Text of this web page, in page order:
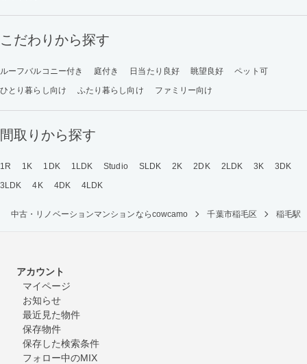
こだわりから探す
ルーフバルコニー付き 庭付き 日当たり良好 眺望良好
ペット可
ひとり暮らし向け
ふたり暮らし向け ファミリー向け
間取りから探す
1R 1K 1DK 1LDK Studio SLDK 2K 2DK 2LDK 3K
3DK
3LDK
4K 4DK 4LDK
中古・リノベーションマンションならcowcamo 千葉市稲毛区 稲毛駅
アカウント
マイページ
お知らせ
最近見た物件
保存物件
保存した検索条件
フォロー中のMIX